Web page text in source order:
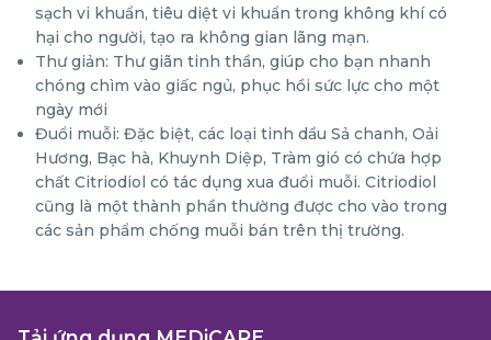
sạch vi khuẩn, tiêu diệt vi khuẩn trong không khí có
hại cho người, tạo ra không gian lãng mạn.
Thư giản: Thư giãn tinh thần, giúp cho bạn nhanh
chóng chìm vào giấc ngủ, phục hồi sức lực cho một
ngày mới
Đuổi muỗi: Đặc biệt, các loại tinh dầu Sả chanh, Oải
Hương, Bạc hà, Khuynh Diệp, Tràm gió có chứa hợp
chất Citriodiol có tác dụng xua đuổi muỗi. Citriodiol
cũng là một thành phần thường được cho vào trong
các sản phẩm chống muỗi bán trên thị trường.